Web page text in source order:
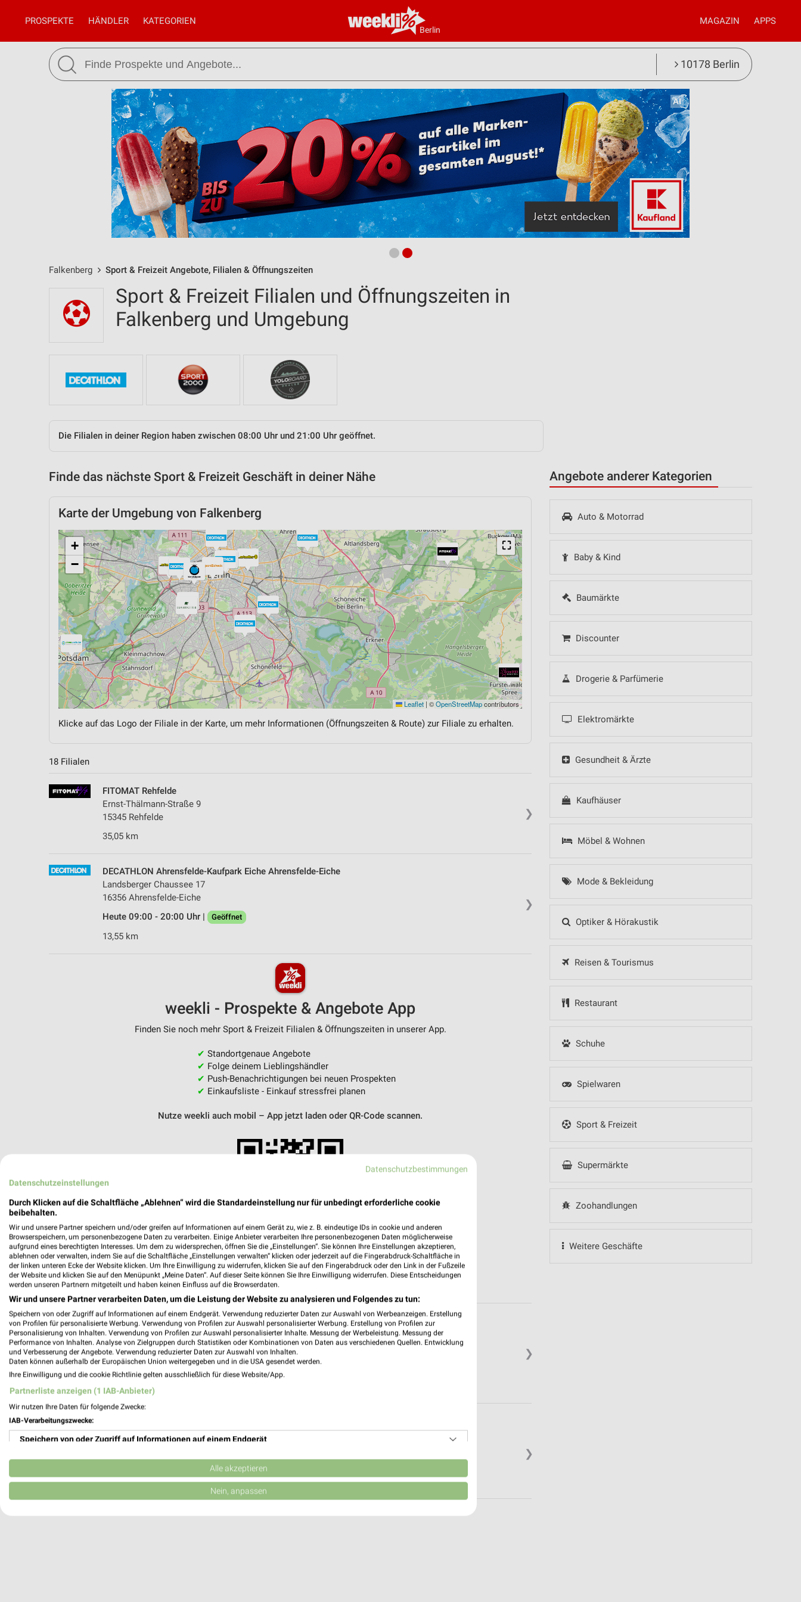
Berlin
PROSPEKTE HÄNDLER KATEGORIEN MAGAZIN APPS
10178 Berlin
Falkenberg Sport & Freizeit Angebote, Filialen & Öffnungszeiten
Angebote anderer Kategorien
Auto & Motorrad
Baby & Kind
Baumärkte
Discounter
Drogerie & Parfümerie
Elektromärkte
Gesundheit & Ärzte
Kaufhäuser
Möbel & Wohnen
Mode & Bekleidung
Optiker & Hörakustik
Reisen & Tourismus
Restaurant
Schuhe
Spielwaren
Sport & Freizeit
Supermärkte
Zoohandlungen
Weitere Geschäfte
Sport & Freizeit Filialen und Öffnungszeiten in
Falkenberg und Umgebung
Die Filialen in deiner Region haben zwischen 08:00 Uhr und 21:00 Uhr geöffnet.
Finde das nächste Sport & Freizeit Geschäft in deiner Nähe
Karte der Umgebung von Falkenberg
⛶
+
−
Leaflet | ©OpenStreetMapcontributors
Klicke auf das Logo der Filiale in der Karte, um mehr Informationen (Öffnungszeiten & Route) zur Filiale zu erhalten.
18 Filialen
❯
FITOMAT Rehfelde
Ernst-Thälmann-Straße 9
15345 Rehfelde
35,05 km
❯
DECATHLON Ahrensfelde-Kaufpark Eiche Ahrensfelde-Eiche
Landsberger Chaussee 17
16356 Ahrensfelde-Eiche
Heute 09:00 - 20:00 Uhr |
Geöffnet
13,55 km
weekli - Prospekte & Angebote App
Finden Sie noch mehr Sport & Freizeit Filialen & Öffnungszeiten in unserer App.
✔ Standortgenaue Angebote
✔ Folge deinem Lieblingshändler
✔ Push-Benachrichtigungen bei neuen Prospekten
✔ Einkaufsliste - Einkauf stressfrei planen
Nutze weekli auch mobil – App jetzt laden oder QR-Code scannen.
❯
Zweirad Stadler Berlin
August-Lindemann-Straße 9
10247 Berlin
Heute 10:00 - 21:00 Uhr | Öffnet in 1 Min.
3,92 km
❯
Badstraße 4
Öffnet in 1 Min.
3,45 km
Datenschutzbestimmungen
Datenschutzeinstellungen
Durch Klicken auf die Schaltfläche „Ablehnen“ wird die Standardeinstellung nur für unbedingt erforderliche cookie
beibehalten.
Wir und unsere Partner speichern und/oder greifen auf Informationen auf einem Gerät zu, wie z. B. eindeutige IDs in cookie und anderen
Browserspeichern, um personenbezogene Daten zu verarbeiten. Einige Anbieter verarbeiten Ihre personenbezogenen Daten möglicherweise
aufgrund eines berechtigten Interesses. Um dem zu widersprechen, öffnen Sie die „Einstellungen“. Sie können Ihre Einstellungen akzeptieren,
ablehnen oder verwalten, indem Sie auf die Schaltfläche „Einstellungen verwalten“ klicken oder jederzeit auf die Fingerabdruck-Schaltfläche in
der linken unteren Ecke der Website klicken. Um Ihre Einwilligung zu widerrufen, klicken Sie auf den Fingerabdruck oder den Link in der Fußzeile
der Website und klicken Sie auf den Menüpunkt „Meine Daten“. Auf dieser Seite können Sie Ihre Einwilligung widerrufen. Diese Entscheidungen
werden unseren Partnern mitgeteilt und haben keinen Einfluss auf die Browserdaten.
Wir und unsere Partner verarbeiten Daten, um die Leistung der Website zu analysieren und Folgendes zu tun:
Speichern von oder Zugriff auf Informationen auf einem Endgerät. Verwendung reduzierter Daten zur Auswahl von Werbeanzeigen. Erstellung
von Profilen für personalisierte Werbung. Verwendung von Profilen zur Auswahl personalisierter Werbung. Erstellung von Profilen zur
Personalisierung von Inhalten. Verwendung von Profilen zur Auswahl personalisierter Inhalte. Messung der Werbeleistung. Messung der
Performance von Inhalten. Analyse von Zielgruppen durch Statistiken oder Kombinationen von Daten aus verschiedenen Quellen. Entwicklung
und Verbesserung der Angebote. Verwendung reduzierter Daten zur Auswahl von Inhalten.
Daten können außerhalb der Europäischen Union weitergegeben und in die USA gesendet werden.
Ihre Einwilligung und die cookie Richtlinie gelten ausschließlich für diese Website/App.
Partnerliste anzeigen (1 IAB-Anbieter)
Wir nutzen Ihre Daten für folgende Zwecke:
IAB-Verarbeitungszwecke:
Speichern von oder Zugriff auf Informationen auf einem Endgerät
Verwendung reduzierter Daten zur Auswahl von Werbeanzeigen
Erstellung von Profilen für personalisierte Werbung
Alle akzeptieren
Nein, anpassen